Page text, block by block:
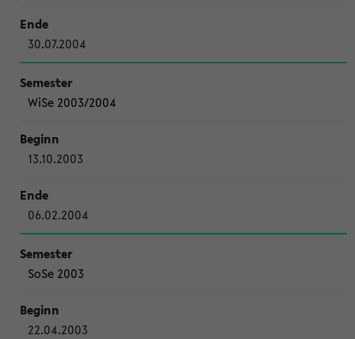
30.07.2004
WiSe 2003/2004
13.10.2003
06.02.2004
SoSe 2003
22.04.2003